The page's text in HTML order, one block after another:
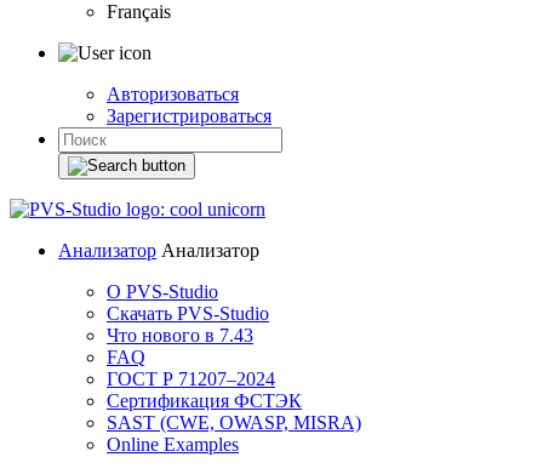
Français
Авторизоваться
Зарегистрироваться
Анализатор Анализатор
О PVS-Studio
Скачать PVS-Studio
Что нового в 7.43
FAQ
ГОСТ Р 71207–2024
Сертификация ФСТЭК
SAST (CWE, OWASP, MISRA)
Online Examples